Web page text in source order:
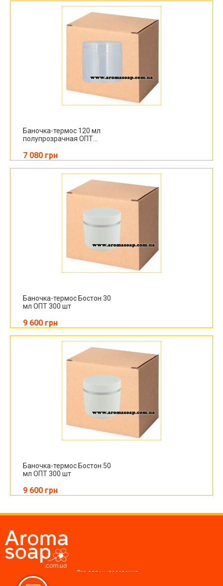
Баночка-термос 120 мл
полупрозрачная ОПТ...
7 080 грн
Баночка-термос Бостон 30
мл ОПТ 300 шт
9 600 грн
Баночка-термос Бостон 50
мл ОПТ 300 шт
9 600 грн
Все для мыловарения,